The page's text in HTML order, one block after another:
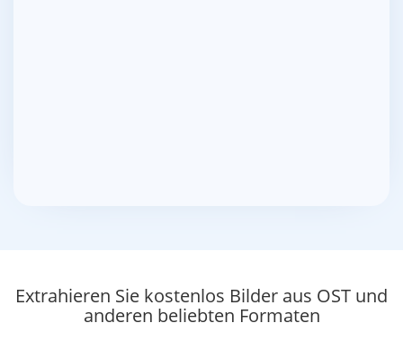
Extrahieren Sie kostenlos Bilder aus OST und
anderen beliebten Formaten